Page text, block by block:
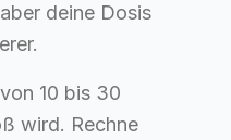
deine Dosis
10 bis 30
wird. Rechne